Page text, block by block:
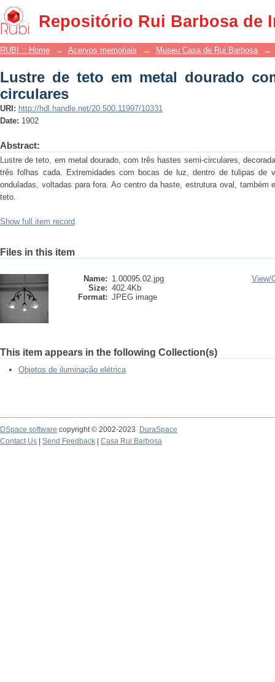
Repositório Rui Barbosa de
Lustre de teto em metal dourado com
RUBI :: Home → Acervos memoriais → Museu Casa de Rui Barbosa →
Lustre de teto em metal dourado
circulares
URI: http://hdl.handle.net/20.500.11997/10331
Date: 1902
Abstract:
Lustre de teto, em metal dourado, com três hastes semi-circulares,
três folhas cada. Extremidades com bocas de luz, dentro de tulipas de
onduladas, voltadas para fora. Ao centro da haste, estrutura oval, também
teto.
Show full item record
Files in this item
Name: 1.00095.02.jpg
Size: 402.4Kb
Format: JPEG image
View/
This item appears in the following Collection(s)
Objetos de iluminação elétrica
DSpace software copyright © 2002-2023
DuraSpace
Contact Us
Send Feedback Casa Rui Barbosa